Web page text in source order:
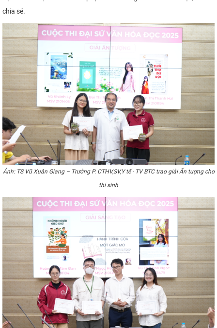
chia sẻ.
Ảnh: TS Vũ Xuân Giang – Trưởng P. CTHV,SV,Y tế - TV BTC trao giải Ấn tượng cho
thí sinh